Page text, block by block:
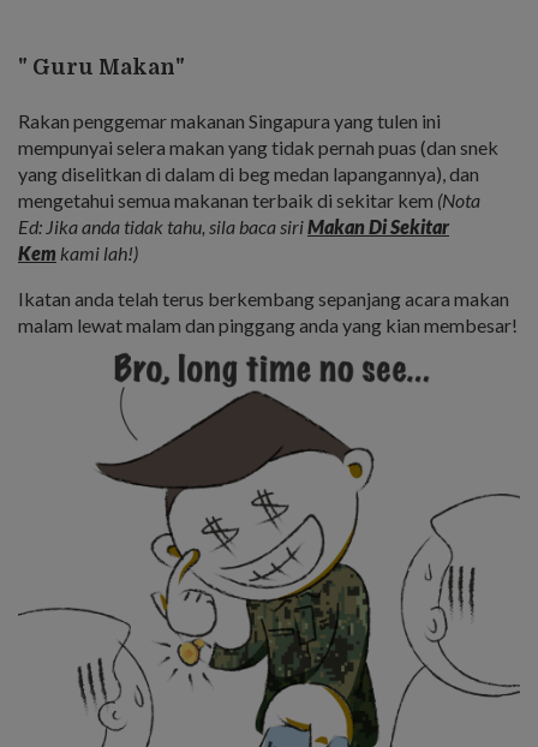
" Guru Makan"
Rakan penggemar makanan Singapura yang tulen ini
mempunyai selera makan yang tidak pernah puas (dan snek
yang diselitkan di dalam di beg medan lapangannya), dan
mengetahui semua makanan terbaik di sekitar kem (Nota
Ed: Jika anda tidak tahu, sila baca siriMakan Di Sekitar
Kem kami lah!)
Ikatan anda telah terus berkembang sepanjang acara makan
malam lewat malam dan pinggang anda yang kian membesar!